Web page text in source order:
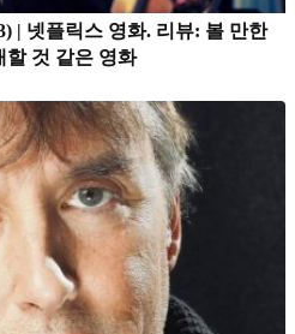
| 넷플릭스 영화. 리뷰: 볼 만한
할 것 같은 영화